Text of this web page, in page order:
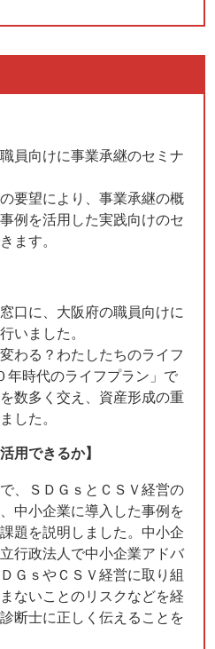
員向けに事業承継のセミナ
要望により、事業承継の概
例を活用した実践向けのセ
ます。
口に、大阪府の職員向けに
いました。
わる？わたしたちのライフ
年時代のライフプラン」で
数多く交え、資産形成の重
した。
用できるか】
、ＳＤＧｓとＣＳＶ経営の
中小企業に導入した事例を
題を説明しました。中小企
行政法人で中小企業アドバ
ＧｓやＣＳＶ経営に取り組
ないことのリスクなどを経
断士に正しく伝えることを